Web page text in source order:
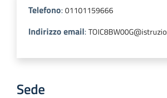
Telefono: 01101159666
Indirizzo email:
Sede